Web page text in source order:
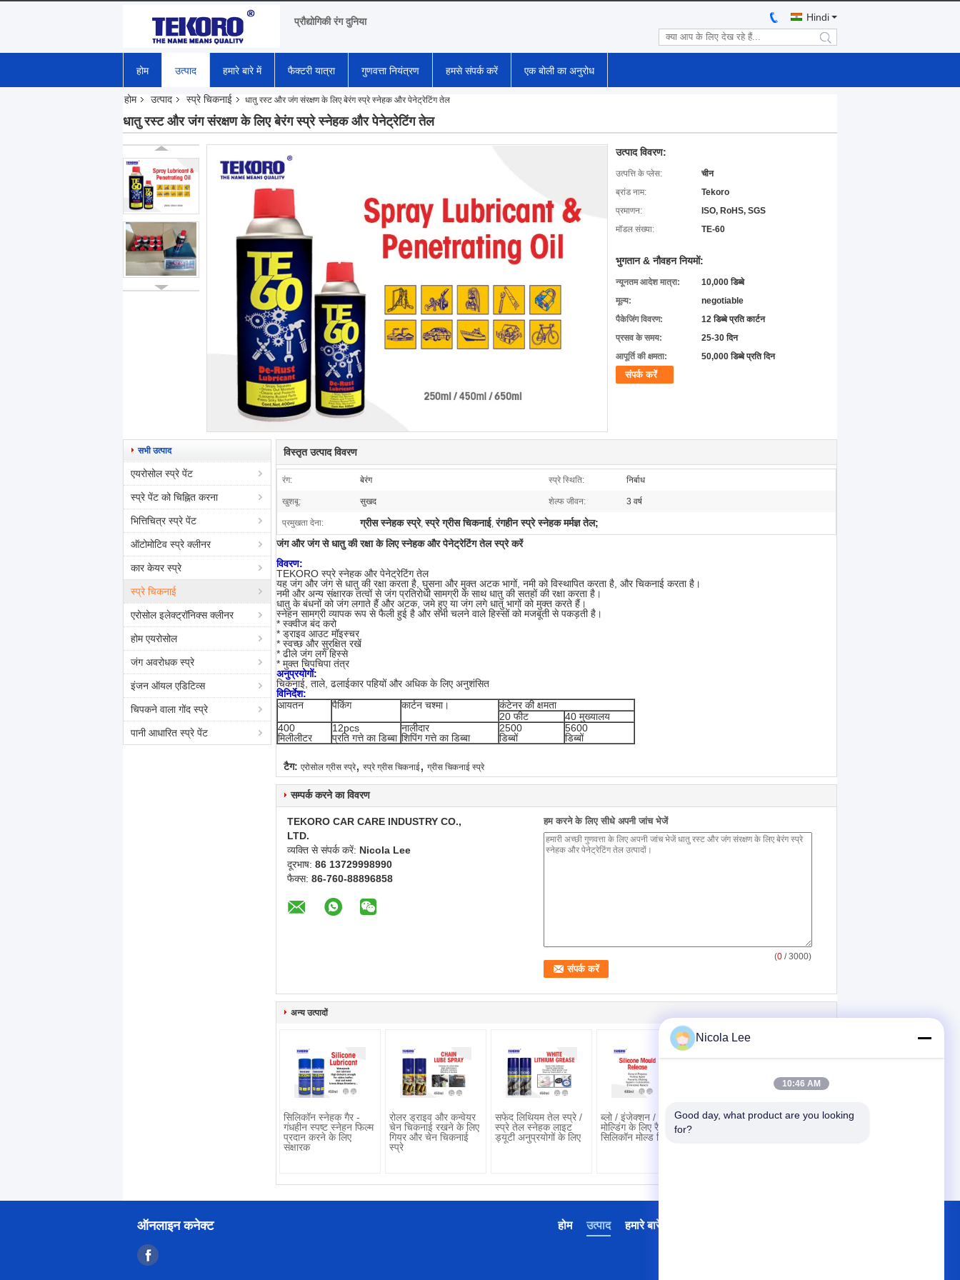
प्रौद्योगिकी रंग दुनिया Hindi
search
होम उत्पाद हमारे बारे में फैक्टरी यात्रा गुणवत्ता नियंत्रण हमसे संपर्क करें एक बोली का अनुरोध
होम उत्पाद स्प्रे चिकनाई धातु रस्ट और जंग संरक्षण के लिए बेरंग स्प्रे स्नेहक और पेनेट्रेटिंग तेल
धातु रस्ट और जंग संरक्षण के लिए बेरंग स्प्रे स्नेहक और पेनेट्रेटिंग तेल
उत्पाद विवरण:
उत्पत्ति के प्लेस:
चीन
ब्रांड नाम:
Tekoro
प्रमाणन:
ISO, RoHS, SGS
मॉडल संख्या:
TE-60
भुगतान & नौवहन नियमों:
न्यूनतम आदेश मात्रा:
10,000 डिब्बे
मूल्य:
negotiable
पैकेजिंग विवरण:
12 डिब्बे प्रति कार्टन
प्रसव के समय:
25-30 दिन
आपूर्ति की क्षमता:
50,000 डिब्बे प्रति दिन
संपर्क करें
सभी उत्पाद
एयरोसोल स्प्रे पेंट
स्प्रे पेंट को चिह्नित करना
भित्तिचित्र स्प्रे पेंट
ऑटोमोटिव स्प्रे क्लीनर
कार केयर स्प्रे
स्प्रे चिकनाई
एरोसोल इलेक्ट्रॉनिक्स क्लीनर
होम एयरोसोल
जंग अवरोधक स्प्रे
इंजन ऑयल एडिटिव्स
चिपकने वाला गोंद स्प्रे
पानी आधारित स्प्रे पेंट
विस्तृत उत्पाद विवरण
रंग: बेरंग स्प्रे स्थिति: निर्बाध
खुशबू: सुखद शेल्फ जीवन: 3 वर्ष
प्रमुखता देना: ग्रीस स्नेहक स्प्रे,स्प्रे ग्रीस चिकनाई,रंगहीन स्प्रे स्नेहक मर्मज्ञ तेल;
जंग और जंग से धातु की रक्षा के लिए स्नेहक और पेनेट्रेटिंग तेल स्प्रे करें
विवरण:
TEKORO स्प्रे स्नेहक और पेनेट्रेटिंग तेल
यह जंग और जंग से धातु की रक्षा करता है, घुसना और मुक्त अटक भागों, नमी को विस्थापित करता है, और चिकनाई करता है।
नमी और अन्य संक्षारक तत्वों से जंग प्रतिरोधी सामग्री के साथ धातु की सतहों की रक्षा करता है।
धातु के बंधनों को जंग लगाते हैं और अटक, जमे हुए या जंग लगे धातु भागों को मुक्त करते हैं।
स्नेहन सामग्री व्यापक रूप से फैली हुई है और सभी चलने वाले हिस्सों को मजबूती से पकड़ती है।
* स्क्वीज बंद करो
* ड्राइव आउट मॉइस्चर
* स्वच्छ और सुरक्षित रखें
* ढीले जंग लगे हिस्से
* मुक्त चिपचिपा तंत्र
अनुप्रयोगों:
चिकनाई, ताले, ढलाईकार पहियों और अधिक के लिए अनुशंसित
विनिर्देश:
आयतन
पैकिंग कार्टन चश्मा।
कंटेनर की क्षमता
20 फीट
40 मुख्यालय
400
मिलीलीटर
12pcs
प्रति गत्ते का डिब्बा
नालीदार
शिपिंग गत्ते का डिब्बा
2500
डिब्बों
5600
डिब्बों
टैग: एरोसोल ग्रीस स्प्रे, स्प्रे ग्रीस चिकनाई, ग्रीस चिकनाई स्प्रे
सम्पर्क करने का विवरण
TEKORO CAR CARE INDUSTRY CO.,
LTD.
व्यक्ति से संपर्क करें: Nicola Lee
दूरभाष: 86 13729998990
फैक्स: 86-760-88896858
हम करने के लिए सीधे अपनी जांच भेजें
(0 / 3000)
अन्य उत्पादों
सिलिकॉन स्नेहक गैर -
गंधहीन स्पष्ट स्नेहन फिल्म
प्रदान करने के लिए
संक्षारक
रोलर ड्राइव और कन्वेयर
चेन चिकनाई रखने के लिए
गियर और चेन चिकनाई
स्प्रे
सफेद लिथियम तेल स्प्रे /
स्प्रे तेल स्नेहक लाइट
ड्यूटी अनुप्रयोगों के लिए
ब्लो / इंजेक्शन / संपीड़न
मोल्डिंग के लिए रैपिड ड्राई
सिलिकॉन मोल्ड रिलीज
Gaskets / मोटर्स /
ऑनलाइन कनेक्ट हमारे बारे में
उत्पाद
होम
Nicola Lee
10:46 AM
Good day, what product are you looking
for?